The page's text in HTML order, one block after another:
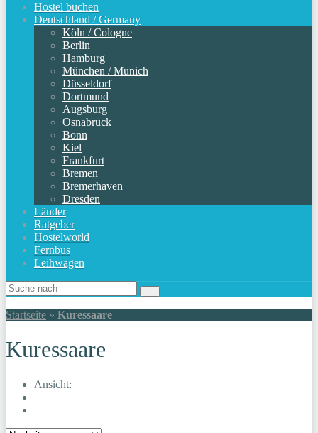
Hostel buchen
Deutschland / Germany
Köln / Cologne
Berlin
Hamburg
München / Munich
Düsseldorf
Dortmund
Augsburg
Osnabrück
Bonn
Kiel
Frankfurt
Bremen
Bremerhaven
Dresden
Länder
Ratgeber
Hostelworld
Fernbus
Leihwagen
Startseite » Kuressaare
Kuressaare
Ansicht: